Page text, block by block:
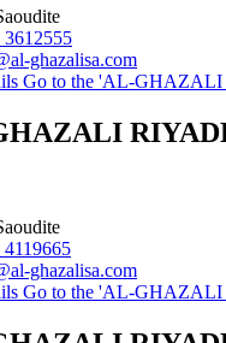
3612555
ghazalisa.com
Go to the 'AL-
ghazalisa.com
Go to the 'AL-